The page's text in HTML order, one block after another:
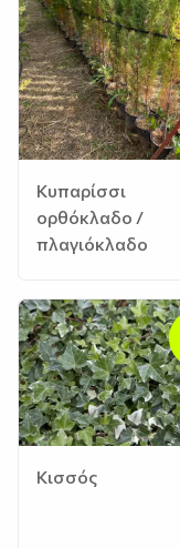
Κυπαρίσσι
ορθόκλαδο /
πλαγιόκλαδο
Κισσός